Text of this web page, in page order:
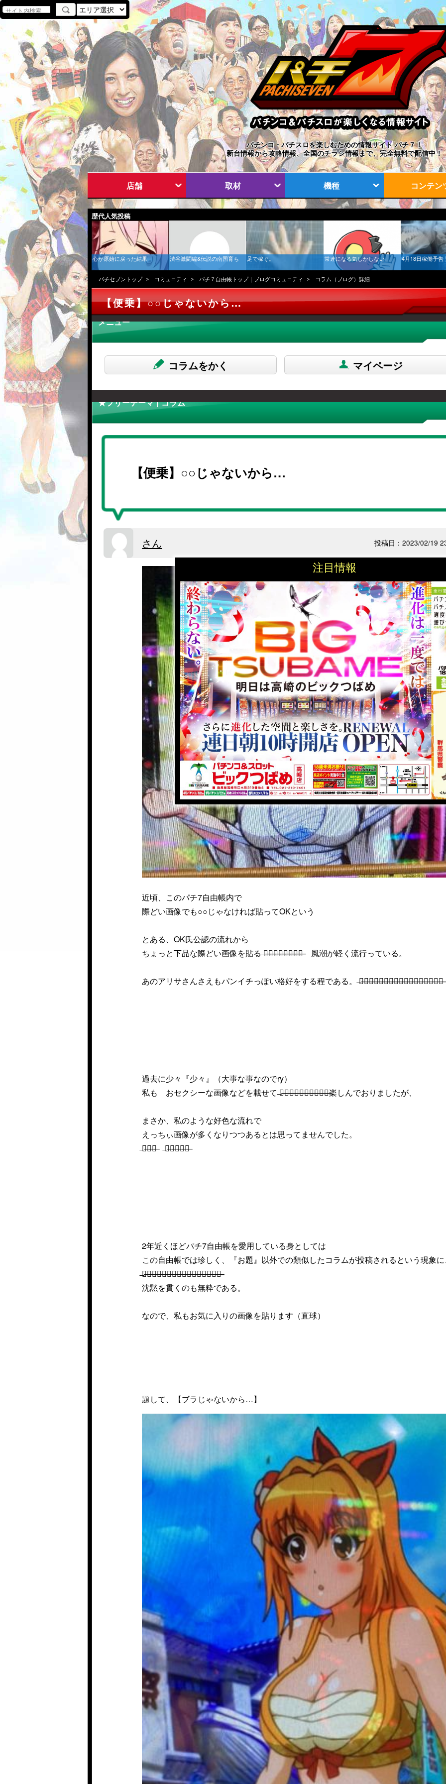
注目情報
パチンコ・パチスロを楽しむための情報サイト パチ７！
新台情報から攻略情報、全国のチラシ情報まで、完全無料で配信中！
店舗 取材 機種 コンテン
歴代人気投稿
心が原始に戻った結果 渋谷激闘編&伝説の南国育ち 足で稼ぐ。 常連になる気しかしない 4月18日稼働予告
パチセブントップ コミュニティ パチ７自由帳トップ｜ブログコミュニティ コラム（ブログ）詳細
【便乗】○○じゃないから…
メニュー
コラムをかく マイページ
★フリーテーマ | コラム
【便乗】○○じゃないから…
さん 投稿日：2023/02/19
近頃、このパチ7自由帳内で
際どい画像でも○○じゃなければ貼ってOKという
とある、OK氏公認の流れから
ちょっと下品な際どい画像を貼る ̶と̶て̶も̶素̶晴̶ら̶し̶い̶ 風潮が軽く流行っている。
あのアリサさんさえもパンイチっぽい格好をする程である。 ̶貴̶方̶た̶ち̶そ̶ん̶な̶に̶パ̶ン̶ツ̶が̶好̶き̶な̶の̶か̶
過去に少々『少々』（大事な事なのでry）
私も おセクシーな画像などを載せて ̶エ̶ク̶ス̶タ̶シ̶ー̶に̶達̶し̶て̶楽しんでおりましたが、
まさか、私のような好色な流れで
えっちぃ画像が多くなりつつあるとは思ってませんでした。
̶い̶い̶ぞ̶ ̶も̶っ̶と̶や̶れ̶
2年近くほどパチ7自由帳を愛用している身としては
この自由帳では珍しく、『お題』以外での類似したコラムが投稿されるという現象
̶コ̶イ̶ツ̶は̶俺̶の̶フ̶ォ̶ル̶ダ̶が̶火̶を̶吹̶く̶ぜ̶
沈黙を貫くのも無粋である。
なので、私もお気に入りの画像を貼ります（直球）
題して、【ブラじゃないから…】